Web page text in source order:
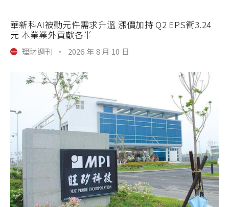
華新科AI被動元件需求升溫 漲價加持 Q2 EPS衝3.24
元 本業業外貢獻各半
理財週刊 · 2026 年 8 月 10 日